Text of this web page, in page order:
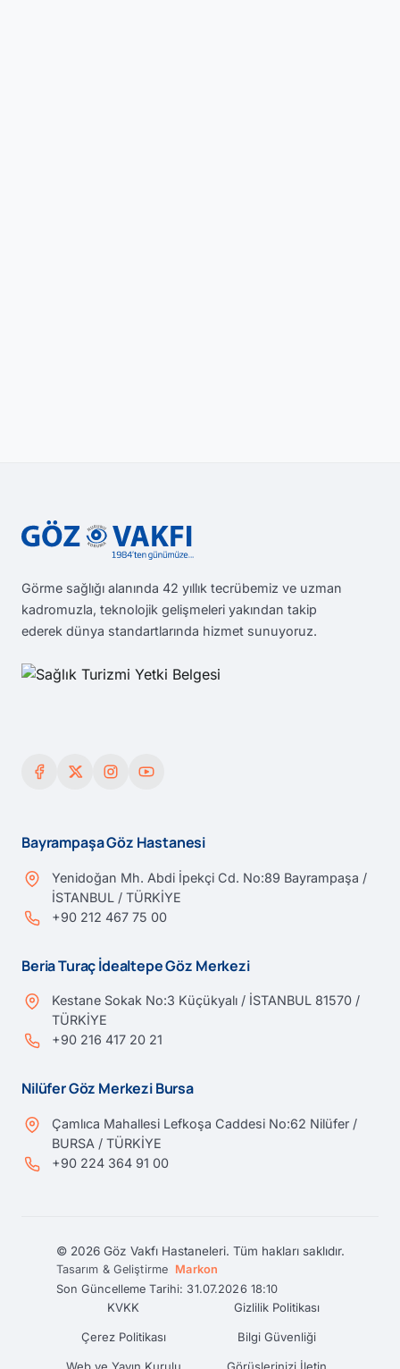
Görme sağlığı alanında 42 yıllık tecrübemiz ve uzman
kadromuzla, teknolojik gelişmeleri yakından takip
ederek dünya standartlarında hizmet sunuyoruz.
Bayrampaşa Göz Hastanesi
Yenidoğan Mh. Abdi İpekçi Cd. No:89 Bayrampaşa /
İSTANBUL / TÜRKİYE
+90 212 467 75 00
Beria Turaç İdealtepe Göz Merkezi
Kestane Sokak No:3 Küçükyalı / İSTANBUL 81570 /
TÜRKİYE
+90 216 417 20 21
Nilüfer Göz Merkezi Bursa
Çamlıca Mahallesi Lefkoşa Caddesi No:62 Nilüfer /
BURSA / TÜRKİYE
+90 224 364 91 00
© 2026 Göz Vakfı Hastaneleri. Tüm hakları saklıdır.
Tasarım & Geliştirme Markon
Son Güncelleme Tarihi: 31.07.2026 18:10
KVKK Gizlilik Politikası
Çerez Politikası Bilgi Güvenliği